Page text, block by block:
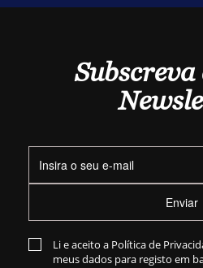
Subscreva
Enviar
Li e aceito a Política de
meus dados para registo em